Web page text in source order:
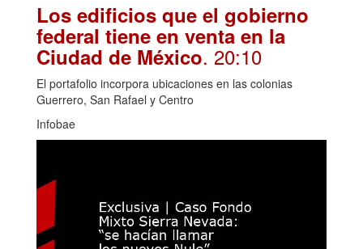
Los edificios que el gobierno
federal tiene en venta en la
Ciudad de México. 20:10
El portafolio incorpora ubicaciones en las colonias
Guerrero, San Rafael y Centro
Infobae